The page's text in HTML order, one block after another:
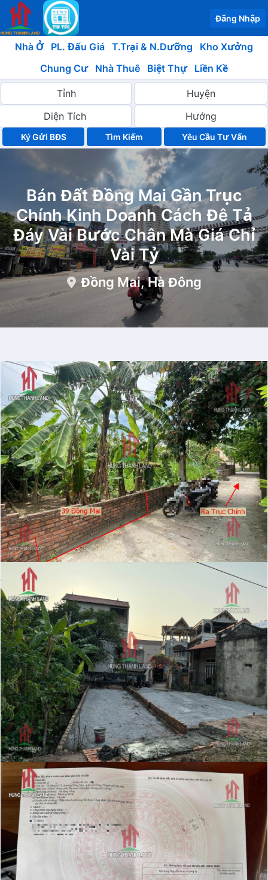
Đăng Nhập
Nhà Ở PL. Đấu Giá T.Trại & N.Dưỡng
Kho Xưởng
Chung Cư
Nhà Thuê Biệt Thự Liền Kề
Ký Gửi BĐS Yêu Cầu Tư Vấn
Bán Đất Đồng Mai Gần Trục
Chính Kinh Doanh Cách Đê Tả
Đáy Vài Bước Chân Mà Giá Chỉ
Vài Tỷ
Đồng Mai, Hà Đông